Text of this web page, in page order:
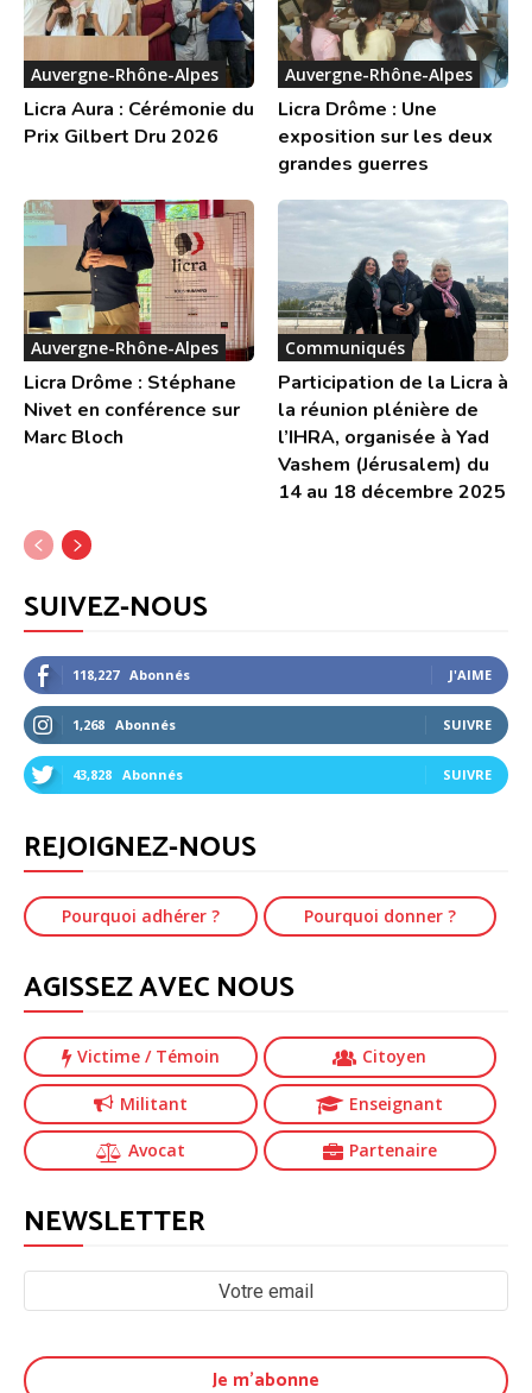
Auvergne-Rhône-Alpes
Licra Aura : Cérémonie du
Prix Gilbert Dru 2026
Auvergne-Rhône-Alpes
Licra Drôme : Une
exposition sur les deux
grandes guerres
Auvergne-Rhône-Alpes
Licra Drôme : Stéphane
Nivet en conférence sur
Marc Bloch
Communiqués
Participation de la Licra à
la réunion plénière de
l’IHRA, organisée à Yad
Vashem (Jérusalem) du
14 au 18 décembre 2025
SUIVEZ-NOUS
118,227 Abonnés J'AIME
1,268 Abonnés SUIVRE
43,828 Abonnés SUIVRE
REJOIGNEZ-NOUS
Pourquoi adhérer ? Pourquoi donner ?
AGISSEZ AVEC NOUS
Victime / Témoin Citoyen
Militant Enseignant
Avocat Partenaire
NEWSLETTER